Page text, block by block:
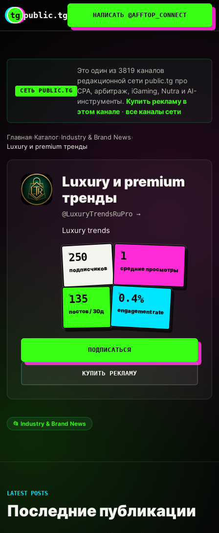
tg public.tg НАПИСАТЬ @AFFTOP_CONNECT
СЕТЬ PUBLIC.TG
Это один из 3819 каналов
редакционной сети public.tg про
CPA, арбитраж, iGaming, Nutra и AI-
инструменты.Купить рекламу в
этом канале ·все каналы сети
Главная›Каталог›Industry & Brand News›
Luxury и premium тренды
Luxury и premium
тренды
@LuxuryTrendsRuPro →
Luxury trends
250
подписчиков
1
средние просмотры
135
постов / 30д
0.4%
engagement rate
ПОДПИСАТЬСЯ
КУПИТЬ РЕКЛАМУ
📂 Industry & Brand News
LATEST POSTS
Последние публикации